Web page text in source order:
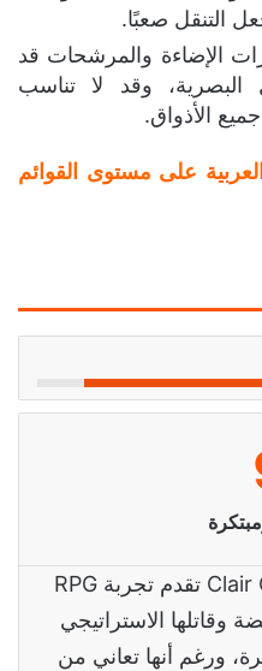
التنقل صعبًا.
الإضاءة والمرشحات قد
وقد لا تناسب
الأذواق.
على مستوى القوائم
Clair Obscur: Expedition 33 تقدم تجربة RPG
وقاتلها الاستراتيجي
ورغم أنها تعاني من